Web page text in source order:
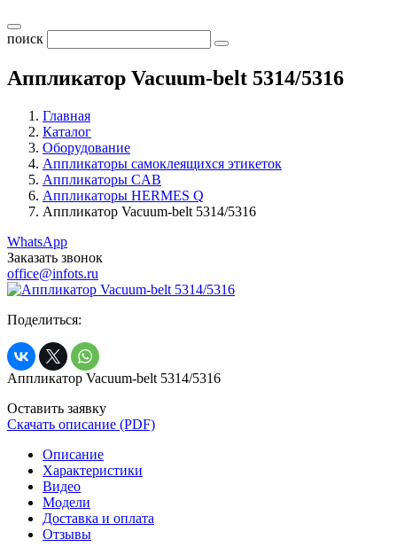
поиск
Аппликатор Vacuum-belt 5314/5316
Главная
Каталог
Оборудование
Аппликаторы самоклеящихся этикеток
Аппликаторы CAB
Аппликаторы HERMES Q
Аппликатор Vacuum-belt 5314/5316
WhatsApp
Заказать звонок
office@infots.ru
Поделиться:
Аппликатор Vacuum-belt 5314/5316
Оставить заявку
Скачать описание (PDF)
Описание
Характеристики
Видео
Модели
Доставка и оплата
Отзывы